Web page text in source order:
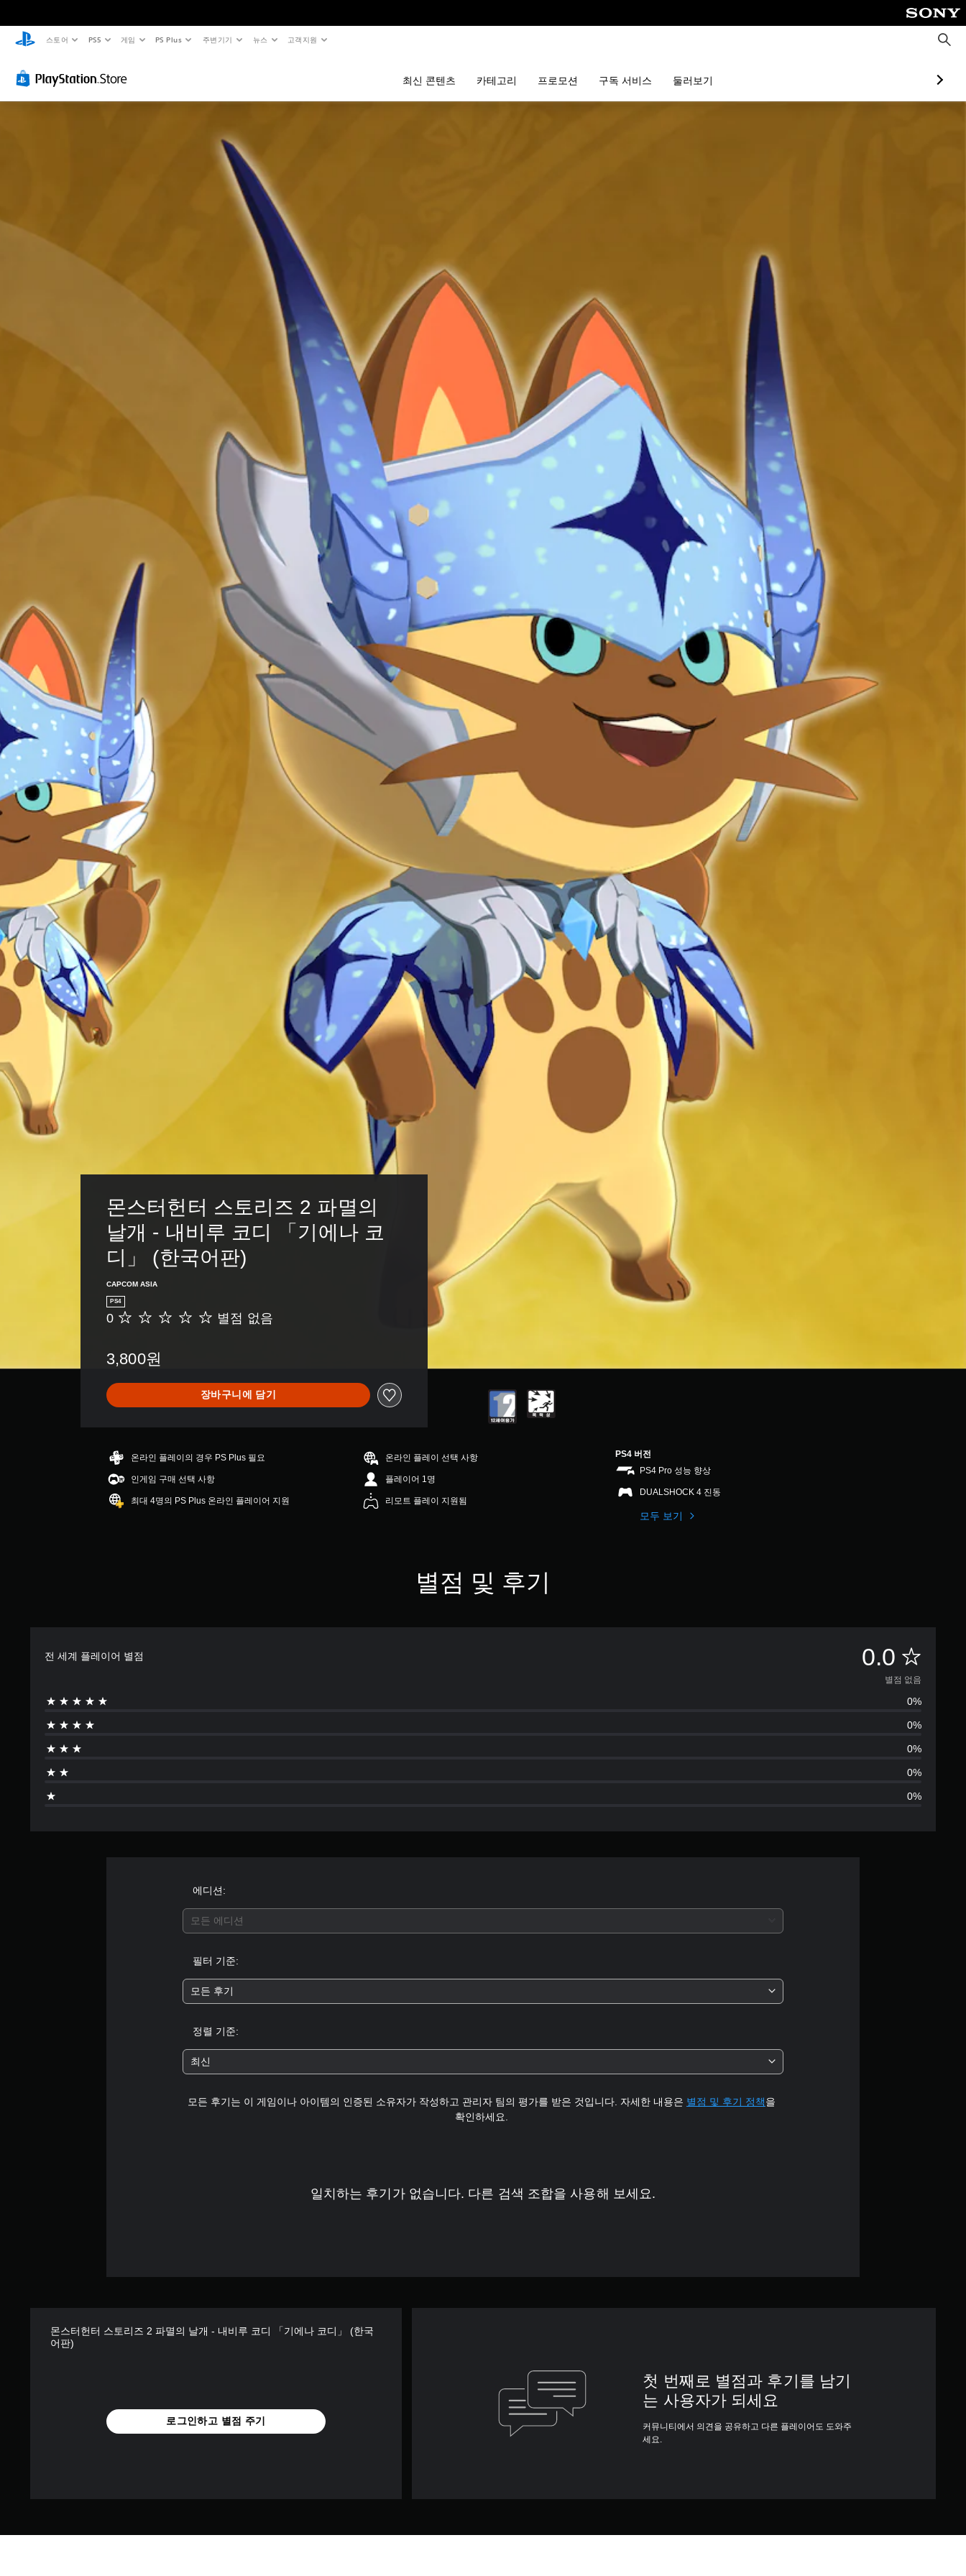
스토어 PS5 게임 PS Plus 주변기기 뉴스 고객지원
검
색
최신 콘텐츠 카테고리 프로모션 구독 서비스 둘러보기
몬스터헌터 스토리즈 2 파멸의
날개 - 내비루 코디 「기에나 코
디」 (한국어판)
CAPCOM ASIA
PS4
별
음
0 별점 없음
3,800원
장바구니에 담기
온라인 플레이의 경우 PS Plus 필요
인게임 구매 선택 사항
최대 4명의 PS Plus 온라인 플레이어 지원
온라인 플레이 선택 사항
플레이어 1명
리모트 플레이 지원됨
PS4 버전
PS4 Pro 성능 향상
DUALSHOCK 4 진동
모두 보기
별점 및 후기
전 세계 플레이어 별점 0.0 별
점
없
음
별점 없음
0%
0%
0%
0%
0%
에디션:
모든 에디션
필터 기준:
모든 후기
정렬 기준:
최신
모든 후기는 이 게임이나 아이템의 인증된 소유자가 작성하고 관리자 팀의 평가를 받은 것입니다. 자세한 내용은 별점 및 후기 정책을
확인하세요.
일치하는 후기가 없습니다. 다른 검색 조합을 사용해 보세요.
몬스터헌터 스토리즈 2 파멸의 날개 - 내비루 코디 「기에나 코디」 (한국
어판)
로그인하고 별점 주기
첫 번째로 별점과 후기를 남기
는 사용자가 되세요
커뮤니티에서 의견을 공유하고 다른 플레이어도 도와주
세요.